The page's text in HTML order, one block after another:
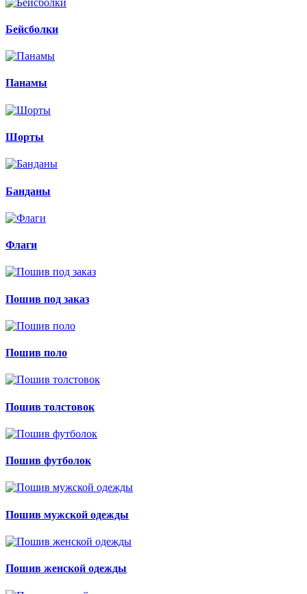
Бейсболки
Панамы
Шорты
Банданы
Флаги
Пошив под заказ
Пошив поло
Пошив толстовок
Пошив футболок
Пошив мужской одежды
Пошив женской одежды